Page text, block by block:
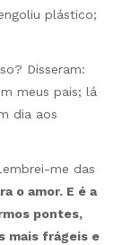
plástico;
Disseram:
meus pais; lá
dia aos
me das
o amor. E é a
pontes,
mais frágeis e